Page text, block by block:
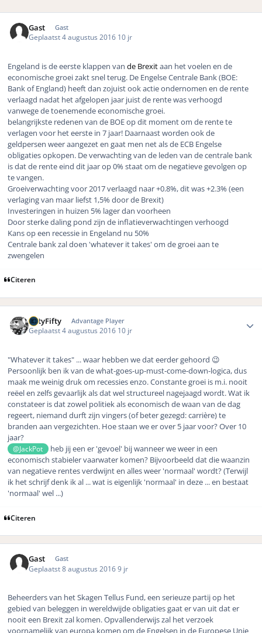
Gast Gast
Geplaatst4 augustus 2016 10 jr
Engeland is de eerste klappen van de Brexitaan het voelen en de
economische groei zakt snel terug. De Engelse Centrale Bank (BOE:
Bank of England) heeft dan zojuist ook actie ondernomen en de rente
verlaagd nadat het afgelopen jaar juist de rente was verhoogd
vanwege de toenemende economische groei.
belangrijkste redenen van de BOE op dit moment om de rente te
verlagen voor het eerste in 7 jaar! Daarnaast worden ook de
geldpersen weer aangezet en gaat men net als de ECB Engelse
obligaties opkopen. De verwachting van de leden van de centrale bank
is dat de rente eind dit jaar op 0% staat om de negatieve gevolgen op
te vangen.
Groeiverwachting voor 2017 verlaagd naar +0.8%, dit was +2.3% (een
verlaging van maar liefst 1,5% door de Brexit)
Investeringen in huizen 5% lager dan voorheen
Door sterke daling pond zijn de inflatieverwachtingen verhoogd
Kans op een recessie in Engeland nu 50%
Centrale bank zal doen 'whatever it takes' om de groei aan te
zwengelen
Citeren
FiftyFifty Advantage Player
Geplaatst4 augustus 2016 10 jr
"Whatever it takes" ... waar hebben we dat eerder gehoord 😉
Persoonlijk ben ik van de what-goes-up-must-come-down-logica, dus
maak me weinig druk om recessies enzo. Constante groei is m.i. nooit
reëel en zelfs gevaarlijk als dat wel structureel nagejaagd wordt. Wat ik
constateer is dat zowel politiek als economisch de waan van de dag
regeert, niemand durft zijn vingers (of beter gezegd: carrière) te
branden aan vergezichten. Hoe staan we er over 5 jaar voor? Over 10
jaar?
@JackPot
heb jij een er 'gevoel' bij wanneer we weer in een
economisch stabieler vaarwater komen? Bijvoorbeeld dat die waanzin
van negatieve rentes verdwijnt en alles weer 'normaal' wordt? (Terwijl
ik het schrijf denk ik al ... wat is eigenlijk 'normaal' in deze ... en bestaat
'normaal' wel ...)
Citeren
Gast Gast
Geplaatst8 augustus 20169 jr
Beheerders van het Skagen Tellus Fund, een serieuze partij op het
gebied van beleggen in wereldwijde obligaties gaat er van uit dat er
nooit een Brexit zal komen. Opvallenderwijs zal het verzoek
voornamelijk van europa komen om de Engelsen in de Europese Unie